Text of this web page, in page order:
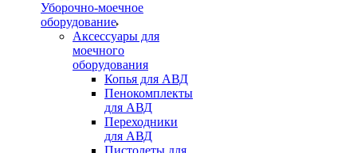
Уборочно-моечное
оборудование
Аксессуары для
моечного
оборудования
Копья для АВД
Пенокомплекты
для АВД
Переходники
для АВД
Пистолеты для